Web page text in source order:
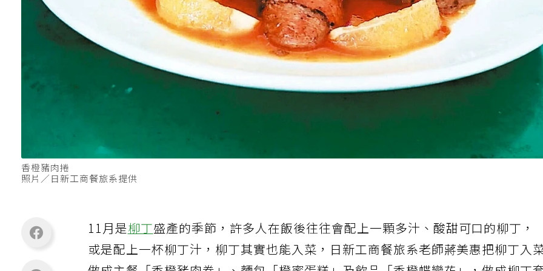
香橙豬肉捲
照片／日新工商餐旅系提供
11月是柳丁盛產的季節，許多人在飯後往往會配上一顆多汁、酸甜可口的柳丁，
或是配上一杯柳丁汁，柳丁其實也能入菜，日新工商餐旅系老師蔣美惠把柳丁入